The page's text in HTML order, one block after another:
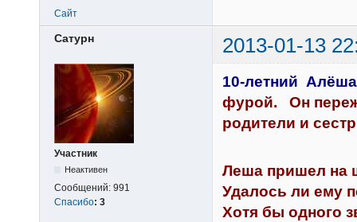
Сайт
Сатурн 2013-01-13
Участник
Неактивен
Сообщений: 991
Спасибо: 3
10-летний
фурой. Он
родители и
Леша пришел на
Удалось ли ему
Хотя бы одного